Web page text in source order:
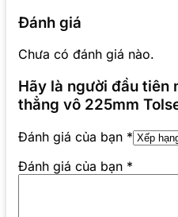
Đánh giá
Chưa có đánh giá nào.
Hãy là người đầu tiên
thẳng vô 225mm
Đánh giá của bạn *
Đánh giá của bạn *